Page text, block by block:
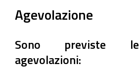
Agevolazione
Sono previste
agevolazioni: